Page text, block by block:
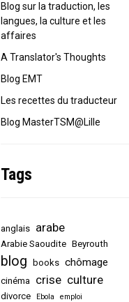
Blog sur la traduction, les
langues, la culture et les
affaires
A Translator's Thoughts
Blog EMT
Les recettes du traducteur
Blog MasterTSM@Lille
Tags
anglais arabe
Arabie Saoudite Beyrouth
blog books chômage
cinéma crise culture
divorce Ebola emploi